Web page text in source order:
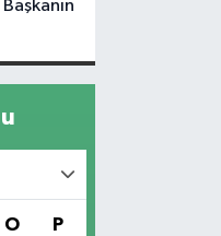
O P